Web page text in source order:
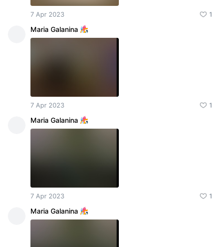
7 Apr 2023 1
Maria Galanina
7 Apr 2023 1
Maria Galanina
7 Apr 2023 1
Maria Galanina